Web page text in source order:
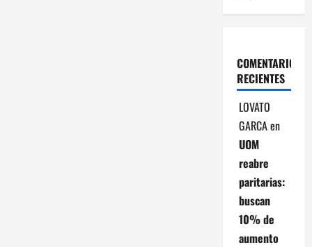
COMENTARIOS
RECIENTES
LOVATO
GARCAen
UOM
reabre
paritarias:
buscan
10% de
aumento